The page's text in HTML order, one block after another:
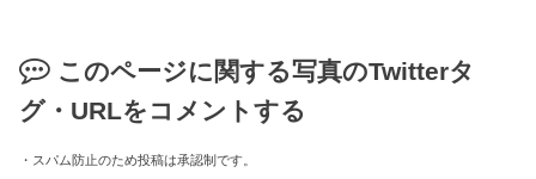
このページに関する写真のTwitterタ
グ・URLをコメントする
・スパム防止のため投稿は承認制です。